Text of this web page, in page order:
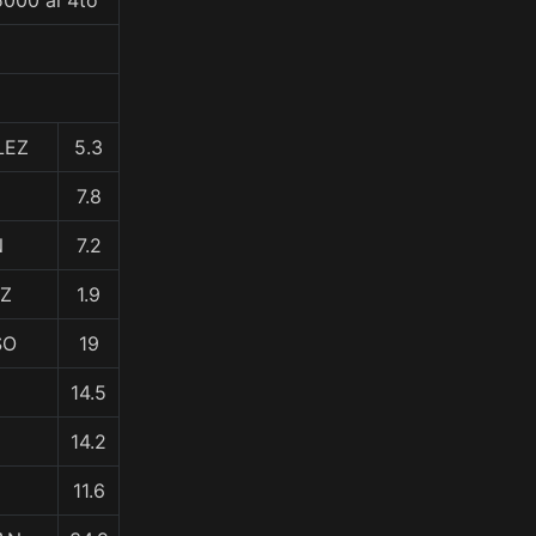
5.3
7.8
7.2
1.9
19
14.5
14.2
11.6